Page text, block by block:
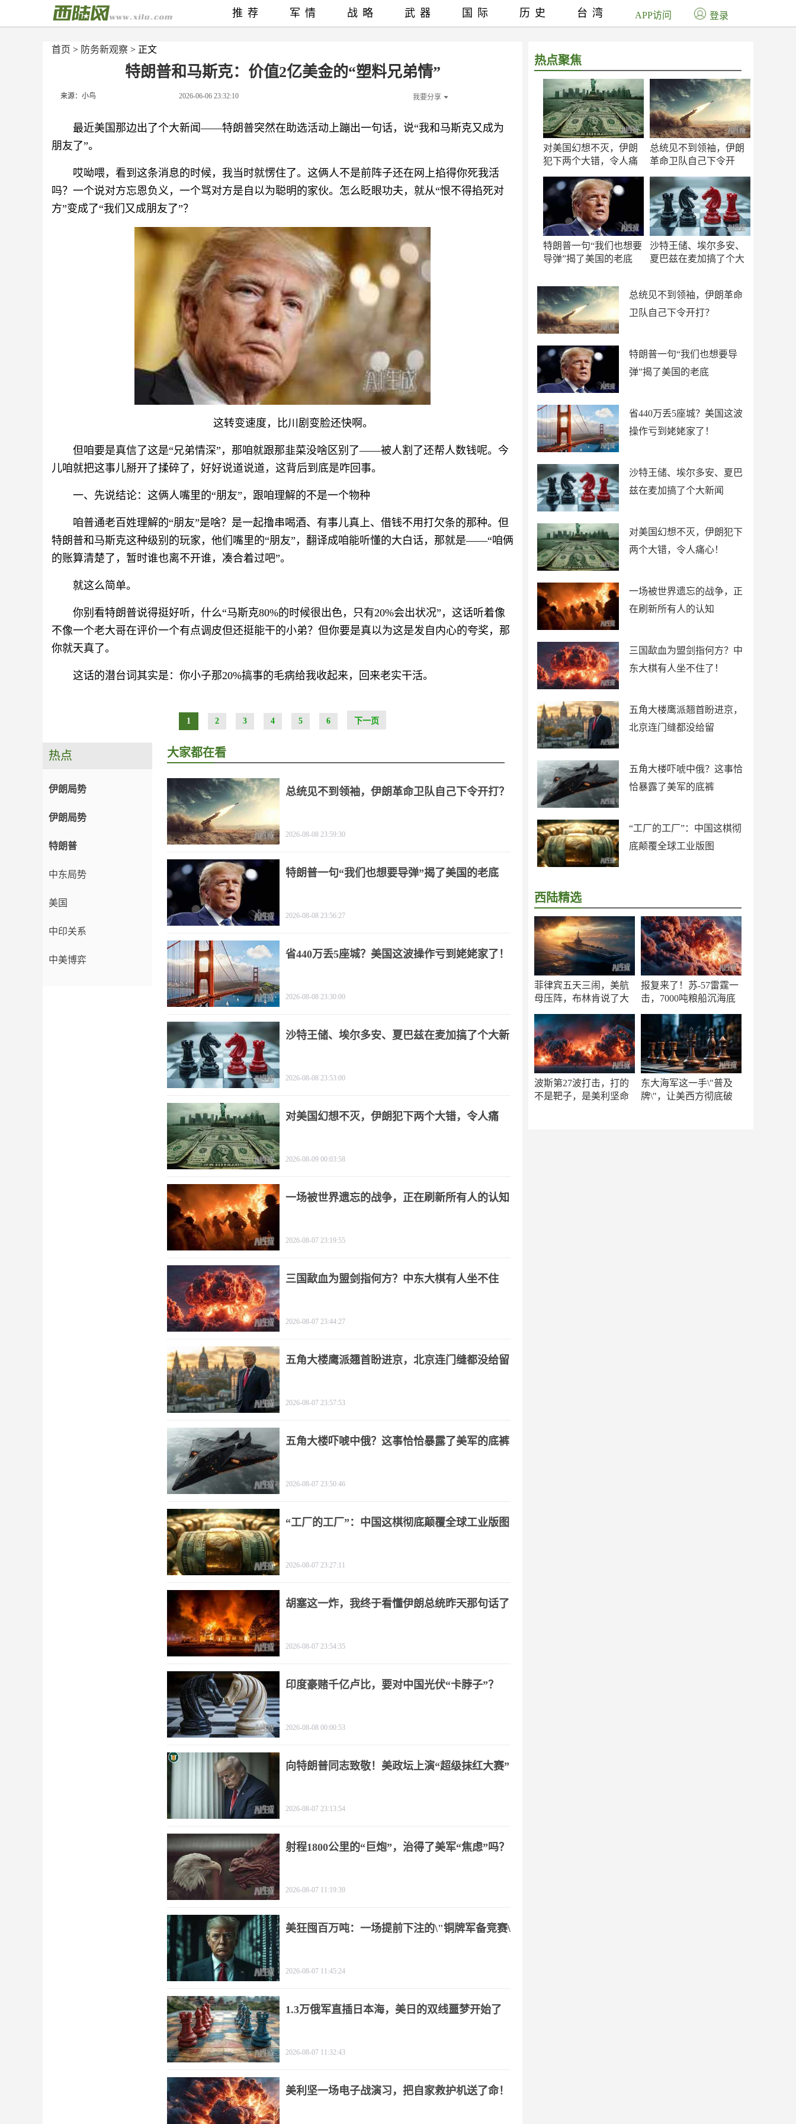
首页 > 防务新观察 > 正文
特朗普和马斯克：价值2亿美金的“塑料兄弟情”
来源：小鸟 2026-06-06 23:32:10 我要分享
最近美国那边出了个大新闻——特朗普突然在助选活动上蹦出一句话，说“我和马斯克又成为
朋友了”。
哎呦喂，看到这条消息的时候，我当时就愣住了。这俩人不是前阵子还在网上掐得你死我活
吗？一个说对方忘恩负义，一个骂对方是自以为聪明的家伙。怎么眨眼功夫，就从“恨不得掐死对
方”变成了“我们又成朋友了”？
这转变速度，比川剧变脸还快啊。
但咱要是真信了这是“兄弟情深”，那咱就跟那韭菜没啥区别了——被人割了还帮人数钱呢。今
儿咱就把这事儿掰开了揉碎了，好好说道说道，这背后到底是咋回事。
一、先说结论：这俩人嘴里的“朋友”，跟咱理解的不是一个物种
咱普通老百姓理解的“朋友”是啥？是一起撸串喝酒、有事儿真上、借钱不用打欠条的那种。但
特朗普和马斯克这种级别的玩家，他们嘴里的“朋友”，翻译成咱能听懂的大白话，那就是——“咱俩
的账算清楚了，暂时谁也离不开谁，凑合着过吧”。
就这么简单。
你别看特朗普说得挺好听，什么“马斯克80%的时候很出色，只有20%会出状况”，这话听着像
不像一个老大哥在评价一个有点调皮但还挺能干的小弟？但你要是真以为这是发自内心的夸奖，那
你就天真了。
这话的潜台词其实是：你小子那20%搞事的毛病给我收起来，回来老实干活。
1 2 3 4 5 6 下一页
热点聚焦
对美国幻想不灭，伊朗
犯下两个大错，令人痛
总统见不到领袖，伊朗
革命卫队自己下令开
特朗普一句“我们也想要
导弹”揭了美国的老底
沙特王储、埃尔多安、
夏巴兹在麦加搞了个大
总统见不到领袖，伊朗革命
卫队自己下令开打？
特朗普一句“我们也想要导
弹”揭了美国的老底
省440万丢5座城？美国这波
操作亏到姥姥家了！
沙特王储、埃尔多安、夏巴
兹在麦加搞了个大新闻
对美国幻想不灭，伊朗犯下
两个大错，令人痛心！
一场被世界遗忘的战争，正
在刷新所有人的认知
三国歃血为盟剑指何方？中
东大棋有人坐不住了！
五角大楼鹰派翘首盼进京，
北京连门缝都没给留
五角大楼吓唬中俄？这事恰
恰暴露了美军的底裤
“工厂的工厂”：中国这棋彻
底颠覆全球工业版图
西陆精选
菲律宾五天三闹，美航
母压阵，布林肯说了大
报复来了！苏-57雷霆一
击，7000吨粮船沉海底
波斯第27波打击，打的
不是靶子，是美利坚命
东大海军这一手\"普及
牌\"，让美西方彻底破
推荐 军情 战略 武器 国际 历史 台湾 APP访问 登录
热点
伊朗局势
伊朗局势
特朗普
中东局势
美国
中印关系
中美博弈
大家都在看
总统见不到领袖，伊朗革命卫队自己下令开打？
2026-08-08 23:59:30
特朗普一句“我们也想要导弹”揭了美国的老底
2026-08-08 23:56:27
省440万丢5座城？美国这波操作亏到姥姥家了！
2026-08-08 23:30:00
沙特王储、埃尔多安、夏巴兹在麦加搞了个大新
2026-08-08 23:53:00
对美国幻想不灭，伊朗犯下两个大错，令人痛
2026-08-09 00:03:58
一场被世界遗忘的战争，正在刷新所有人的认知
2026-08-07 23:19:55
三国歃血为盟剑指何方？中东大棋有人坐不住
2026-08-07 23:44:27
五角大楼鹰派翘首盼进京，北京连门缝都没给留
2026-08-07 23:57:53
五角大楼吓唬中俄？这事恰恰暴露了美军的底裤
2026-08-07 23:50:46
“工厂的工厂”：中国这棋彻底颠覆全球工业版图
2026-08-07 23:27:11
胡塞这一炸，我终于看懂伊朗总统昨天那句话了
2026-08-07 23:54:35
印度豪赌千亿卢比，要对中国光伏“卡脖子”？
2026-08-08 00:00:53
向特朗普同志致敬！美政坛上演“超级抹红大赛”
2026-08-07 23:13:54
射程1800公里的“巨炮”，治得了美军“焦虑”吗？
2026-08-07 11:19:39
美狂囤百万吨：一场提前下注的\"铜牌军备竞赛\"
2026-08-07 11:45:24
1.3万俄军直插日本海，美日的双线噩梦开始了
2026-08-07 11:32:43
美利坚一场电子战演习，把自家救护机送了命！